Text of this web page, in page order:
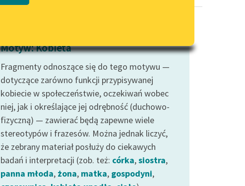
wrażliwych
Deklaracja dostępności
Motyw: Kobieta
Fragmenty odnoszące się do tego motywu —
dotyczące zarówno funkcji przypisywanej
kobiecie w społeczeństwie, oczekiwań wobec
niej, jak i określające jej odrębność (duchowo-
fizyczną) — zawierać będą zapewne wiele
stereotypów i frazesów. Można jednak liczyć,
że zebrany materiał posłuży do ciekawych
badań i interpretacji (zob. też: córka,siostra,
panna młoda, żona, matka, gospodyni,